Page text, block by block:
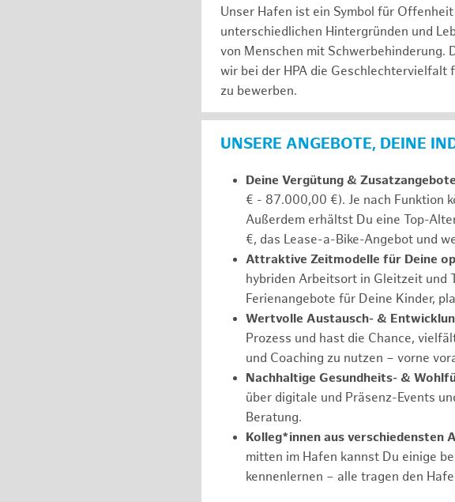
Unser Hafen ist ein Symbol für
unterschiedlichen Hintergründen und
von Menschen mit Schwerbehinderung.
wir bei der HPA die
zu bewerben.
UNSERE ANGEBOTE, DEINE
Deine Vergütung & Zusatzangebote
€ - 87.000,00 €). Je nach Funktion
Außerdem erhältst Du eine Top-
€, das Lease-a-Bike-Angebot und
Attraktive Zeitmodelle für Deine
hybriden Arbeitsort in Gleitzeit und
Ferienangebote für Deine Kinder,
Wertvolle Austausch- &
Prozess und hast die Chance,
und Coaching zu nutzen – vorne
Nachhaltige Gesundheits- &
über digitale und Präsenz-Events
Beratung.
Kolleg*innen aus verschiedensten
mitten im Hafen kannst Du einige
kennenlernen – alle tragen den